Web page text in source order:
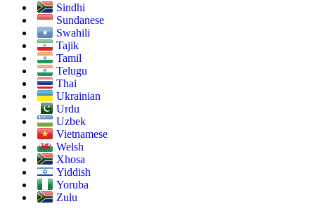
Sindhi
Sundanese
Swahili
Tajik
Tamil
Telugu
Thai
Ukrainian
Urdu
Uzbek
Vietnamese
Welsh
Xhosa
Yiddish
Yoruba
Zulu